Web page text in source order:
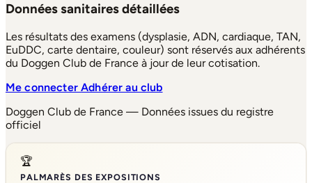
Données sanitaires détaillées
Les résultats des examens (dysplasie, ADN, cardiaque, TAN,
EuDDC, carte dentaire, couleur) sont réservés aux adhérents
du Doggen Club de France à jour de leur cotisation.
Me connecterAdhérer au club
Doggen Club de France — Données issues du registre
officiel
🏆
PALMARÈS DES EXPOSITIONS